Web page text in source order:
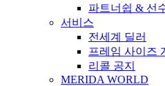
파트너쉽 & 선
서비스
전세계 딜러
프레임 사이즈
리콜 공지
MERIDA WORLD